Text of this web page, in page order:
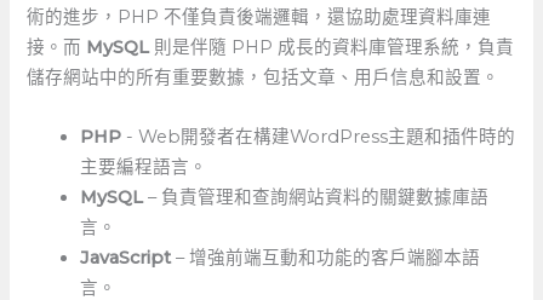
術的進步，PHP 不僅負責後端邏輯，還協助處理資料庫連
接。而 MySQL則是伴隨 PHP ⁣成長的資料庫管理系統，負責
儲存網站中的所有重要數據，包括文章、用戶信息和設置。
PHP -​ Web開發者在構建WordPress主題和插件時的
主要編程語言。
MySQL– 負責管理和查詢網站資料的關鍵數據庫語
言。
JavaScript– 增強前端互動和功能的客戶端腳本語
言。